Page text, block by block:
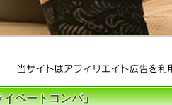
ベートコンパ」